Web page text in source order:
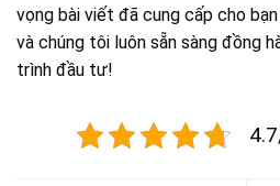
vọng bài viết đã cung cấp cho
và chúng tôi luôn sẵn sàng đồng
trình đầu tư!